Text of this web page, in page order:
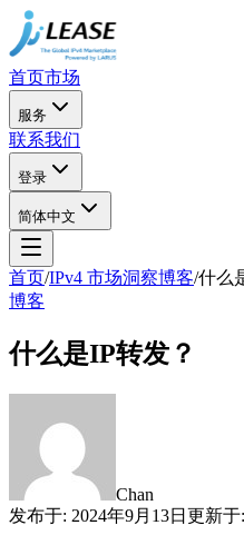
首页市场
服务
联系我们
登录
简体中文
首页/IPv4 市场洞察博客/什么
博客
什么是IP转发？
Chan
发布于: 2024年9月13日 更新于: